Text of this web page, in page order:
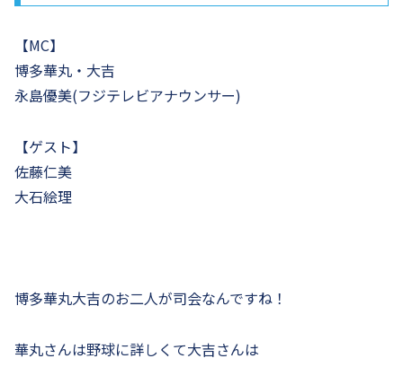
【MC】
博多華丸・大吉
永島優美(フジテレビアナウンサー)
【ゲスト】
佐藤仁美
大石絵理
博多華丸大吉のお二人が司会なんですね！
華丸さんは野球に詳しくて大吉さんは